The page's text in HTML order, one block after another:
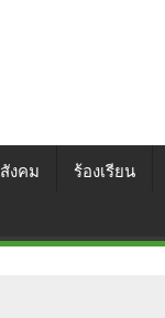
สังคม ร้องเรียน